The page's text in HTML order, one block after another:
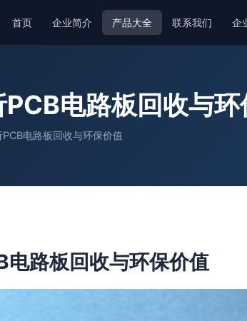
首页 企业简介 产品大全 联系我们 企
电路板回收与
电路板回收与环保价值
电路板回收与环保价值